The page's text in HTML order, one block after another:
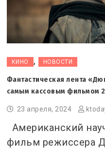
КИНО , НОВОСТИ
Фантастическая лента
самым кассовым фильмом
23 апреля, 2024
Американский
фильм режиссера